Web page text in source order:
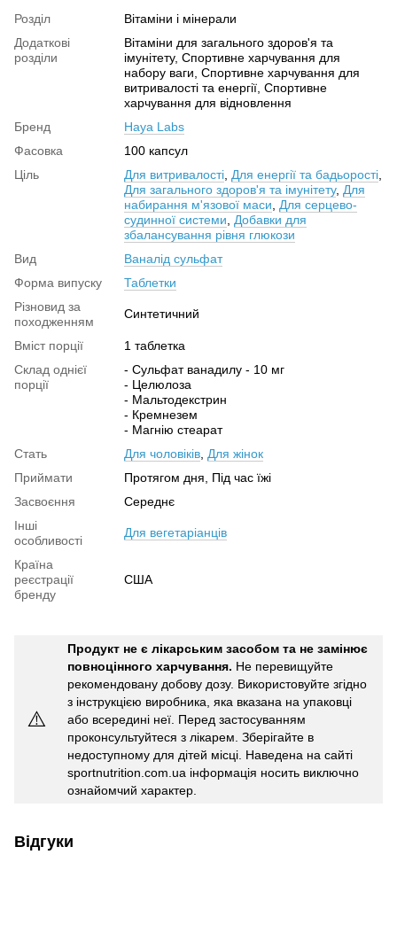
Розділ
Вітаміни і мінерали
Додаткові
розділи
Вітаміни для загального здоров'я та
імунітету, Спортивне харчування для
набору ваги, Спортивне харчування для
витривалості та енергії, Спортивне
харчування для відновлення
Бренд
Haya Labs
Фасовка
100 капсул
Ціль
Для витривалості, Для енергії та бадьорості,
Для загального здоров'я та імунітету, Для
набирання м'язової маси, Для серцево-
судинної системи, Добавки для
збалансування рівня глюкози
Вид
Ваналід сульфат
Форма випуску
Таблетки
Різновид за
походженням
Синтетичний
Вміст порції
1 таблетка
Склад однієї
порції
- Сульфат ванадилу - 10 мг
- Целюлоза
- Мальтодекстрин
- Кремнезем
- Магнію стеарат
Стать
Для чоловіків, Для жінок
Приймати
Протягом дня, Під час їжі
Засвоєння
Середнє
Інші
особливості
Для вегетаріанців
Країна
реєстрації
бренду
США
⚠️
Продукт не є лікарським засобом та не замінює
повноцінного харчування. Не перевищуйте
рекомендовану добову дозу. Використовуйте згідно
з інструкцією виробника, яка вказана на упаковці
або всередині неї. Перед застосуванням
проконсультуйтеся з лікарем. Зберігайте в
недоступному для дітей місці. Наведена на сайті
sportnutrition.com.ua інформація носить виключно
ознайомчий характер.
Відгуки